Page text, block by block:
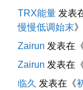
TRX能量 发表
慢慢低调始末》
Zairun 发表在
Zairun 发表在
临久 发表在《
海边散步随手一